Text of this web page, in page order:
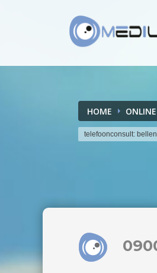
HOME
telefoonconsult: